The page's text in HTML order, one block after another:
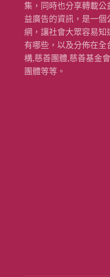
集，同時也分享轉載公
益廣告的資訊，是一個
網，讓社會大眾容易知
有哪些，以及分佈在全
構,慈善團體,慈善基金
團體等等。